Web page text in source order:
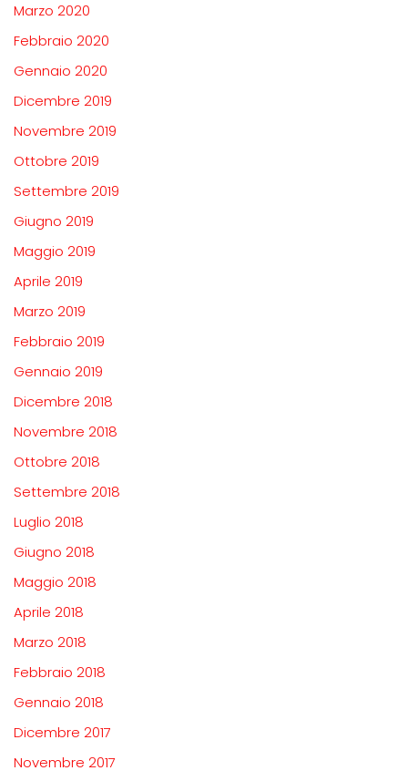
Marzo 2020
Febbraio 2020
Gennaio 2020
Dicembre 2019
Novembre 2019
Ottobre 2019
Settembre 2019
Giugno 2019
Maggio 2019
Aprile 2019
Marzo 2019
Febbraio 2019
Gennaio 2019
Dicembre 2018
Novembre 2018
Ottobre 2018
Settembre 2018
Luglio 2018
Giugno 2018
Maggio 2018
Aprile 2018
Marzo 2018
Febbraio 2018
Gennaio 2018
Dicembre 2017
Novembre 2017